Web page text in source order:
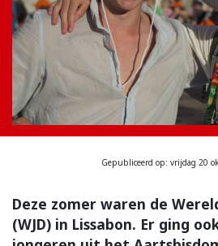
Gepubliceerd op: vrijdag 20
Deze zomer waren de
(WJD) in Lissabon. Er ging